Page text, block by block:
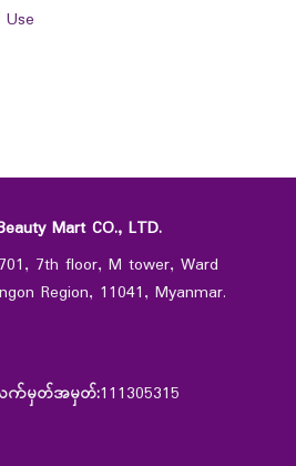
Mart CO., LTD.
7th floor, M tower, Ward
Region, 11041, Myanmar.
လက်မှတ်အမှတ်:111305315